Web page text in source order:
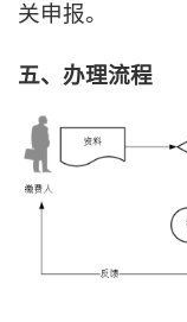
关申报。
五、办理流程